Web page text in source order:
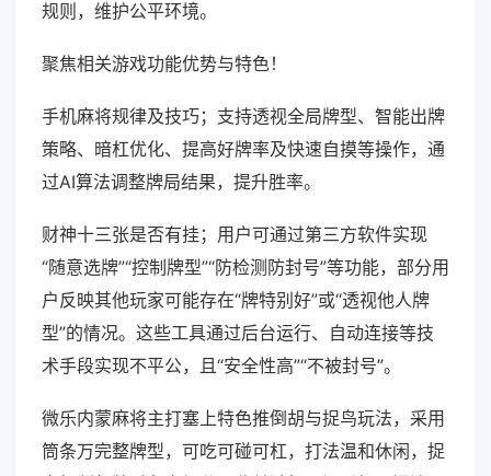
规则，维护公平环境。
聚焦相关游戏功能优势与特色！
手机麻将规律及技巧；支持透视全局牌型、智能出牌
策略、暗杠优化、提高好牌率及快速自摸等操作，通
过AI算法调整牌局结果，提升胜率。
财神十三张是否有挂；用户可通过第三方软件实现
“随意选牌”“控制牌型”“防检测防封号”等功能，部分用
户反映其他玩家可能存在“牌特别好”或“透视他人牌
型”的情况。这些工具通过后台运行、自动连接等技
术手段实现不平公，且“安全性高”“不被封号”。
微乐内蒙麻将主打塞上特色推倒胡与捉鸟玩法，采用
筒条万完整牌型，可吃可碰可杠，打法温和休闲，捉